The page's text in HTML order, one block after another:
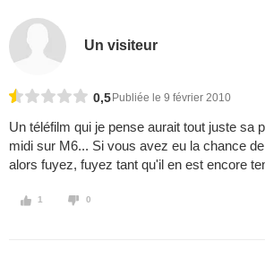
Un visiteur
0,5 Publiée le 9 février 2010
Un téléfilm qui je pense aurait tout juste sa
midi sur M6... Si vous avez eu la chance
alors fuyez, fuyez tant qu'il en est encore
1 0